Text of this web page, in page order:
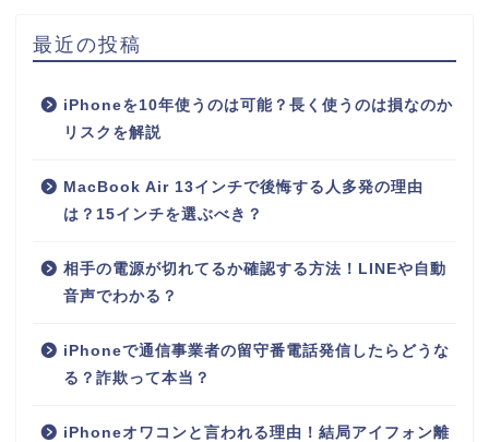
最近の投稿
iPhoneを10年使うのは可能？長く使うのは損なのか
リスクを解説
MacBook Air 13インチで後悔する人多発の理由
は？15インチを選ぶべき？
相手の電源が切れてるか確認する方法！LINEや自動
音声でわかる？
iPhoneで通信事業者の留守番電話発信したらどうな
る？詐欺って本当？
iPhoneオワコンと言われる理由！結局アイフォン離